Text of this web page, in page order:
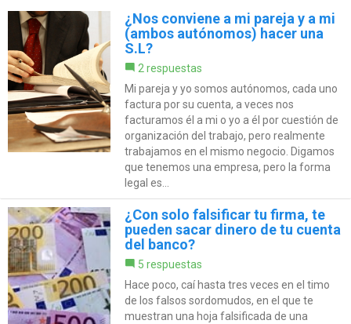
¿Nos conviene a mi pareja y a mi
(ambos autónomos) hacer una
S.L?
2 respuestas
Mi pareja y yo somos autónomos, cada uno
factura por su cuenta, a veces nos
facturamos él a mi o yo a él por cuestión de
organización del trabajo, pero realmente
trabajamos en el mismo negocio. Digamos
que tenemos una empresa, pero la forma
legal es...
¿Con solo falsificar tu firma, te
pueden sacar dinero de tu cuenta
del banco?
5 respuestas
Hace poco, caí hasta tres veces en el timo
de los falsos sordomudos, en el que te
muestran una hoja falsificada de una